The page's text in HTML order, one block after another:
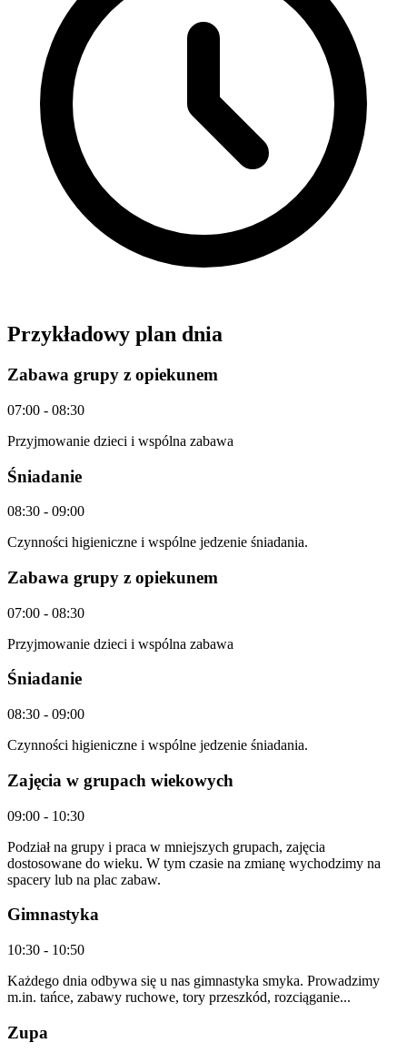
Przykładowy plan dnia
Zabawa grupy z opiekunem
07:00 - 08:30
Przyjmowanie dzieci i wspólna zabawa
Śniadanie
08:30 - 09:00
Czynności higieniczne i wspólne jedzenie śniadania.
Zabawa grupy z opiekunem
07:00 - 08:30
Przyjmowanie dzieci i wspólna zabawa
Śniadanie
08:30 - 09:00
Czynności higieniczne i wspólne jedzenie śniadania.
Zajęcia w grupach wiekowych
09:00 - 10:30
Podział na grupy i praca w mniejszych grupach, zajęcia
dostosowane do wieku. W tym czasie na zmianę wychodzimy na
spacery lub na plac zabaw.
Gimnastyka
10:30 - 10:50
Każdego dnia odbywa się u nas gimnastyka smyka. Prowadzimy
m.in. tańce, zabawy ruchowe, tory przeszkód, rozciąganie...
Zupa